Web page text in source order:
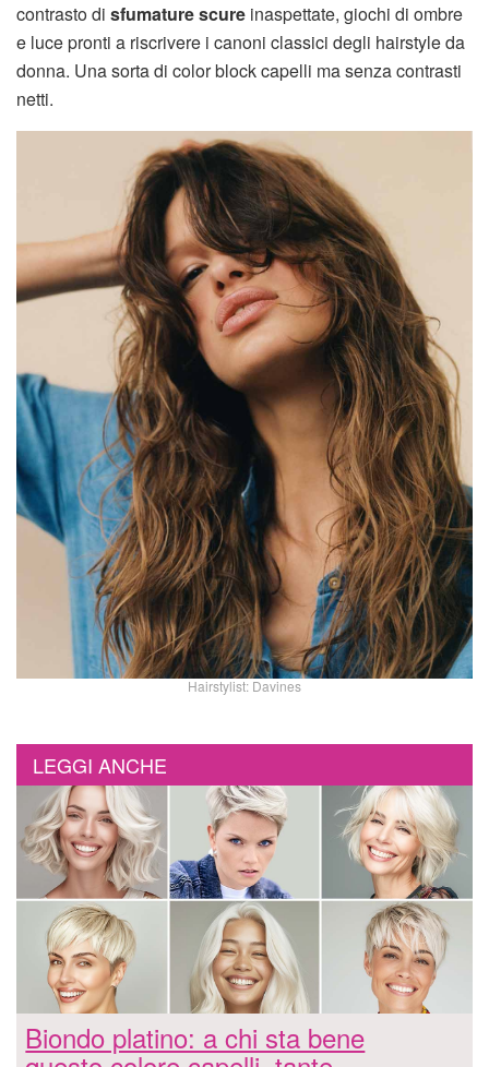
contrasto di sfumature scure inaspettate, giochi di ombre
e luce pronti a riscrivere i canoni classici degli hairstyle da
donna. Una sorta di color block capelli ma senza contrasti
netti.
Hairstylist: Davines
LEGGI ANCHE
Biondo platino: a chi sta bene